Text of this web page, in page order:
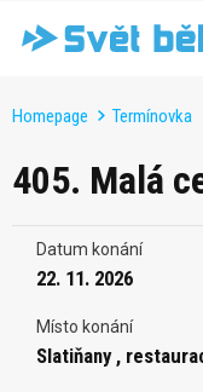
Homepage Termínovka
405. Malá
Datum konání
22. 11. 2026
Místo konání
Slatiňany ,